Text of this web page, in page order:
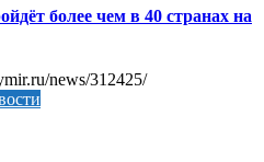
более чем в 40 странах на
news/312425/